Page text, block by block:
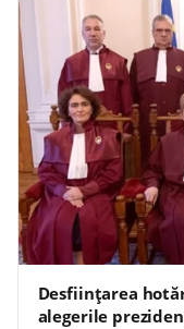
Desființarea
alegerile